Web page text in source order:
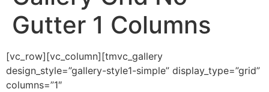
Gutter 1 Columns
[vc_row][vc_column][tmvc_gallery
design_style=”gallery-style1-simple” display_type=”grid”
columns=”1″